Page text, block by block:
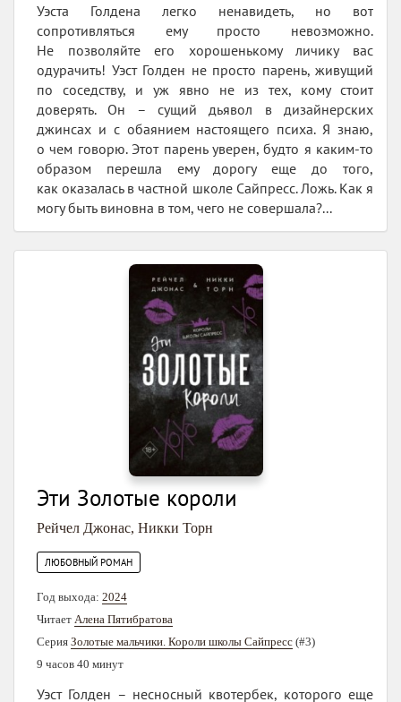
Уэста Голдена легко ненавидеть, но вот
сопротивляться ему просто невозможно.
Не позволяйте его хорошенькому личику вас
одурачить! Уэст Голден не просто парень, живущий
по соседству, и уж явно не из тех, кому стоит
доверять. Он – сущий дьявол в дизайнерских
джинсах и с обаянием настоящего психа. Я знаю,
о чем говорю. Этот парень уверен, будто я каким-то
образом перешла ему дорогу еще до того,
как оказалась в частной школе Сайпресс. Ложь. Как я
могу быть виновна в том, чего не совершала?...
Эти Золотые короли
Рейчел Джонас, Никки Торн
ЛЮБОВНЫЙ РОМАН
Год выхода: 2024
Читает Алена Пятибратова
Серия Золотые мальчики. Короли школы Сайпресс (#3)
9 часов 40 минут
Уэст Голден – несносный квотербек, которого еще